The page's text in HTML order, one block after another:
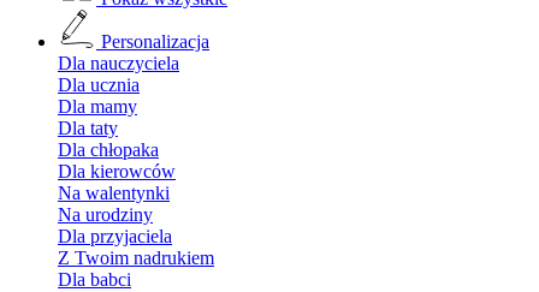
Personalizacja
Dla nauczyciela
Dla ucznia
Dla mamy
Dla taty
Dla chłopaka
Dla kierowców
Na walentynki
Na urodziny
Dla przyjaciela
Z Twoim nadrukiem
Dla babci